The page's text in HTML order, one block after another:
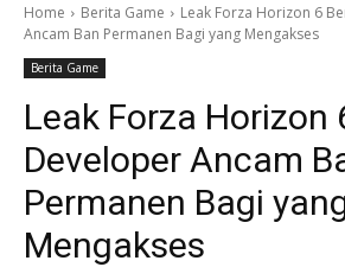
Home Berita Game
Leak Forza Horizon 6
Ancam Ban Permanen Bagi yang Mengakses
Berita Game
Leak Forza Horizon
Developer Ancam
Permanen Bagi
Mengakses